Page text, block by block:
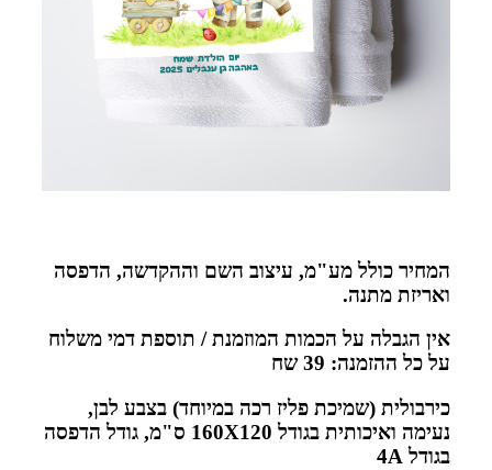
המחיר כולל מע"מ, עיצוב השם וההקדשה, הדפסה
ואריזת מתנה.
אין הגבלה על הכמות המוזמנת / תוספת דמי משלוח
על כל ההזמנה: 39 שח
כירבולית (שמיכת פליז רכה במיוחד) בצבע לבן,
נעימה ואיכותית בגודל 160 X120
ס"מ, גודל הדפסה
בגודל 4 A